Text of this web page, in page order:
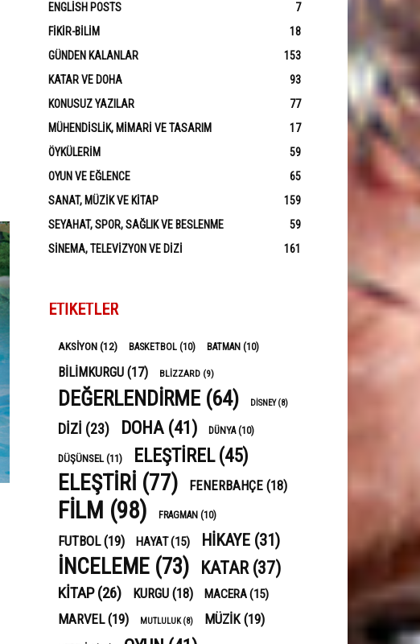
ENGLISH POSTS
7
FIKIR-BILIM
18
GÜNDEN KALANLAR
153
KATAR VE DOHA
93
KONUSUZ YAZILAR
77
MÜHENDISLIK, MIMARI VE TASARIM
17
ÖYKÜLERIM
59
OYUN VE EĞLENCE
65
SANAT, MÜZIK VE KITAP
159
SEYAHAT, SPOR, SAĞLIK VE BESLENME
59
SINEMA, TELEVIZYON VE DIZI
161
ETIKETLER
AKSIYON(12) BASKETBOL (10) BATMAN (10)
BILIMKURGU (17) BLIZZARD (9)
DEĞERLENDIRME (64) DISNEY(8)
DIZI (23) DOHA (41) DÜNYA(10)
DÜŞÜNSEL(11) ELEŞTIREL(45)
ELEŞTIRI (77) FENERBAHÇE (18)
FILM (98) FRAGMAN (10)
FUTBOL(19) HAYAT(15) HIKAYE (31)
INCELEME (73) KATAR(37)
KITAP(26) KURGU (18) MACERA(15)
MARVEL(19) MUTLULUK(8) MÜZIK(19)